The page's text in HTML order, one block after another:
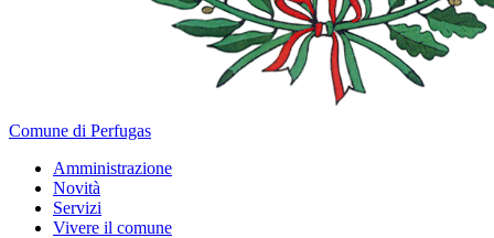
Comune di Perfugas
Amministrazione
Novità
Servizi
Vivere il comune